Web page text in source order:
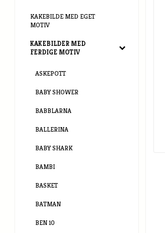
KAKEBILDE MED EGET
MOTIV
KAKEBILDER MED
FERDIGE MOTIV
ASKEPOTT
BABY SHOWER
BABBLARNA
BALLERINA
BABY SHARK
BAMBI
BASKET
BATMAN
BEN 10